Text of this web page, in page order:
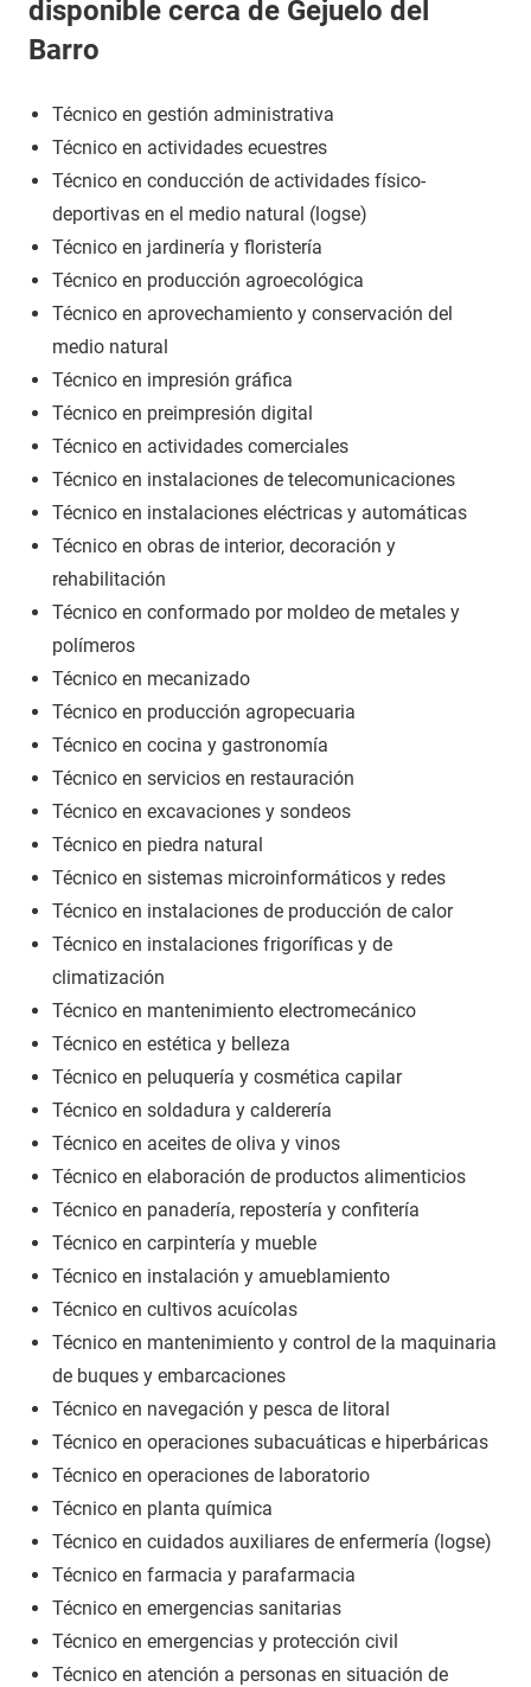
disponible cerca de Gejuelo del
Barro
Técnico en gestión administrativa
Técnico en actividades ecuestres
Técnico en conducción de actividades físico-
deportivas en el medio natural (logse)
Técnico en jardinería y floristería
Técnico en producción agroecológica
Técnico en aprovechamiento y conservación del
medio natural
Técnico en impresión gráfica
Técnico en preimpresión digital
Técnico en actividades comerciales
Técnico en instalaciones de telecomunicaciones
Técnico en instalaciones eléctricas y automáticas
Técnico en obras de interior, decoración y
rehabilitación
Técnico en conformado por moldeo de metales y
polímeros
Técnico en mecanizado
Técnico en producción agropecuaria
Técnico en cocina y gastronomía
Técnico en servicios en restauración
Técnico en excavaciones y sondeos
Técnico en piedra natural
Técnico en sistemas microinformáticos y redes
Técnico en instalaciones de producción de calor
Técnico en instalaciones frigoríficas y de
climatización
Técnico en mantenimiento electromecánico
Técnico en estética y belleza
Técnico en peluquería y cosmética capilar
Técnico en soldadura y calderería
Técnico en aceites de oliva y vinos
Técnico en elaboración de productos alimenticios
Técnico en panadería, repostería y confitería
Técnico en carpintería y mueble
Técnico en instalación y amueblamiento
Técnico en cultivos acuícolas
Técnico en mantenimiento y control de la maquinaria
de buques y embarcaciones
Técnico en navegación y pesca de litoral
Técnico en operaciones subacuáticas e hiperbáricas
Técnico en operaciones de laboratorio
Técnico en planta química
Técnico en cuidados auxiliares de enfermería (logse)
Técnico en farmacia y parafarmacia
Técnico en emergencias sanitarias
Técnico en emergencias y protección civil
Técnico en atención a personas en situación de